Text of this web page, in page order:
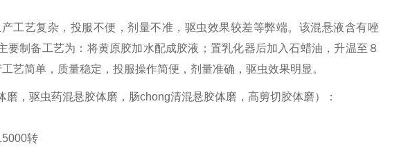
工艺复杂，投服不便，剂量不准，驱虫效果较差等弊端。该混悬液含有唑
制备工艺为：将黄原胶加水配成胶液；置乳化器后加入石蜡油，升温至８
艺简单，质量稳定，投服操作简便，剂量准确，驱虫效果明显。
，驱虫药混悬胶体磨，肠chong清混悬胶体磨，高剪切胶体磨）：
转